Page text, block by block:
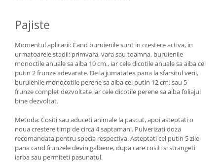
Pajiste
Momentul aplicarii: Cand buruienile sunt in crestere activa, in
urmatoarele stadii: primvara, vara sau toamna, buruienile
monoctile anuale sa aiba 10 cm., iar cele dicotile anuale sa aiba cel
putin 2 frunze adevarate. De la jumatatea pana la sfarsitul verii,
buruienile monocotile perene sa aiba cel putin 12 cm. sau 5
frunze complet dezvoltate iar cele dicotile perene sa aiba foliajul
bine dezvoltat.
Metoda: Cositi sau aduceti animale la pascut, apoi asteptati o
noua crestere timp de circa 4 saptamani. Pulverizati doza
recomandata pentru specia respectiva. Asteptati cel putin 5 zile
pana cand frunzele devin galbene, dupa care cositi si strangeti
iarba sau permiteti pasunatul.